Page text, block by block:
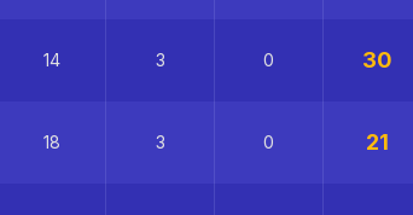
14 3 0 30
18 3 0 21